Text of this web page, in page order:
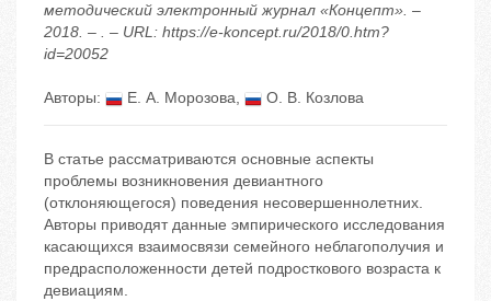
методический электронный журнал «Концепт». –
2018. – . – URL: https://e-koncept.ru/2018/0.htm?
id=20052
Авторы: Е. А. Морозова, О. В. Козлова
В статье рассматриваются основные аспекты
проблемы возникновения девиантного
(отклоняющегося) поведения несовершеннолетних.
Авторы приводят данные эмпирического исследования
касающихся взаимосвязи семейного неблагополучия и
предрасположенности детей подросткового возраста к
девиациям.